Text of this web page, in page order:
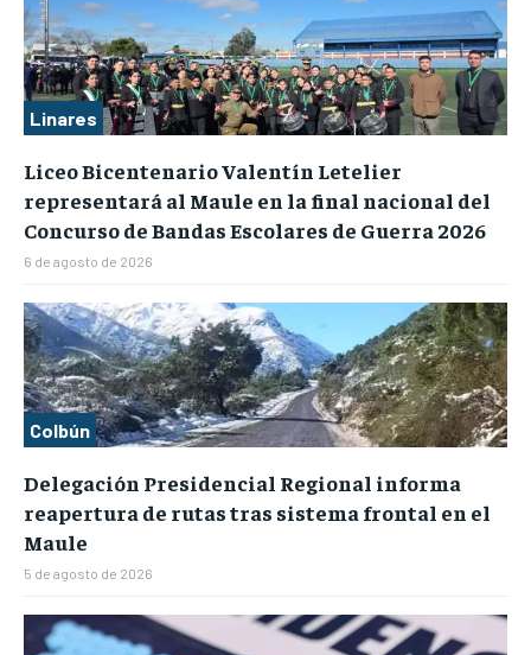
Linares
Liceo Bicentenario Valentín Letelier
representará al Maule en la final nacional del
Concurso de Bandas Escolares de Guerra 2026
6 de agosto de 2026
Colbún
Delegación Presidencial Regional informa
reapertura de rutas tras sistema frontal en el
Maule
5 de agosto de 2026